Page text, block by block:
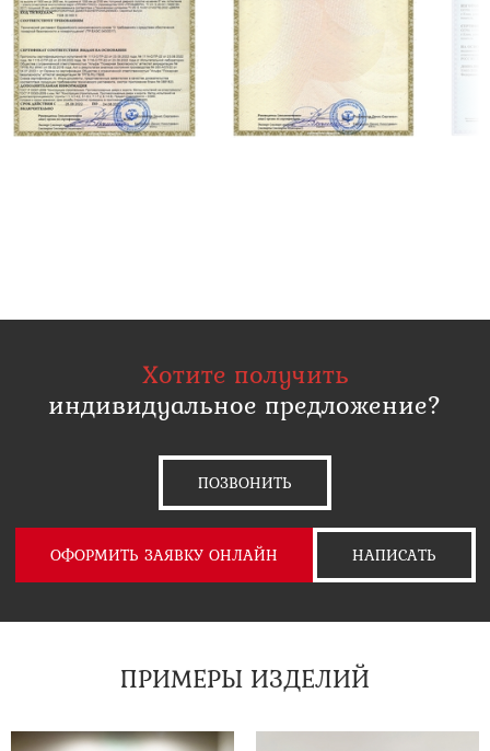
Хотите получить
индивидуальное предложение?
ПОЗВОНИТЬ
ОФОРМИТЬ ЗАЯВКУ ОНЛАЙН НАПИСАТЬ
ПРИМЕРЫ ИЗДЕЛИЙ